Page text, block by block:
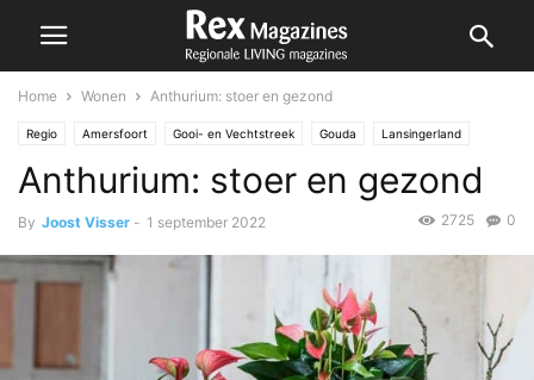
Home Wonen Anthurium: stoer en gezond
Regio Amersfoort Gooi- en Vechtstreek Gouda Lansingerland
Nesselande Wonen Zoetermeer
Anthurium: stoer en gezond
By Joost Visser - 1 september 2022 0
2725